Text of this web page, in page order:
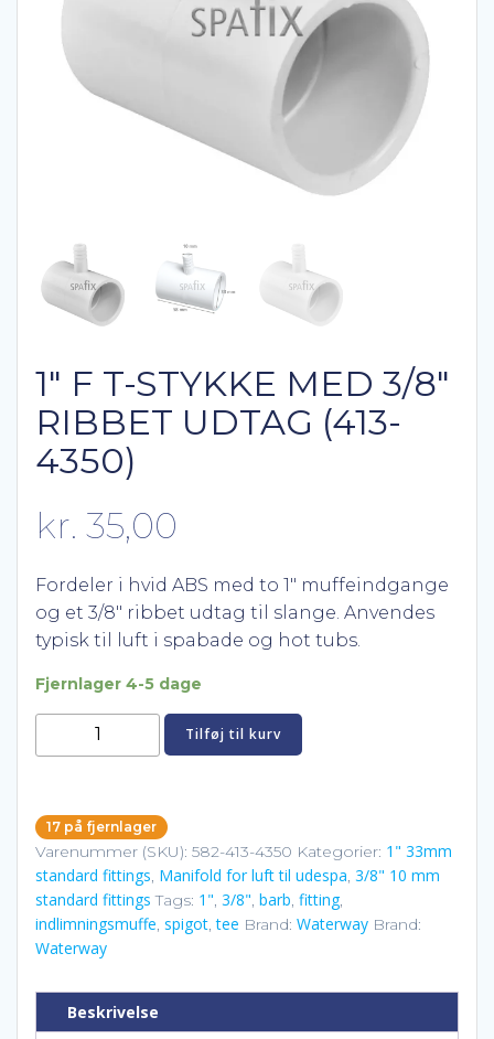
1″ F T-STYKKE MED 3/8″
RIBBET UDTAG (413-
4350)
kr. 35,00
Fordeler i hvid ABS med to 1″ muffeindgange
og et 3/8″ ribbet udtag til slange. Anvendes
typisk til luft i spabade og hot tubs.
Fjernlager 4-5 dage
F
med
3/8"
ribbet
udtag
(413-
antal
Tilføj til kurv
17 på fjernlager
Varenummer (SKU): 582-413-4350 Kategorier: 1" 33mm
standard fittings, Manifold for luft til udespa, 3/8" 10 mm
standard fittings Tags: 1", 3/8", barb, fitting,
indlimningsmuffe, spigot,tee Brand: Waterway Brand:
Waterway
Beskrivelse